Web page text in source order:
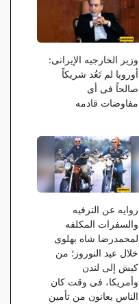
وزیر الخارجیه الإیرانی:
أوروبا لم تَعُد شریکاً
صالحاً فی أی
مفاوضات قادمه
روایه عن الترفیه
والسفرات المکلفه
لمحمدرضا شاه بهلوی
خلال عید النوروز؛ من
کیش إلى لندن
وأمریکا، فی وقت کان
الناس یعانون من تأمین